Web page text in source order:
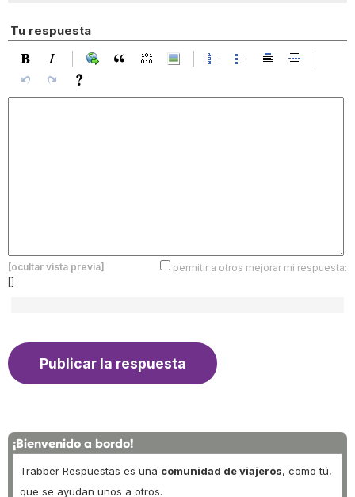
Tu respuesta
[ocultar vista previa]
permitir a otros mejorar mi respuesta:
[]
¡Bienvenido a bordo!
Trabber Respuestas es una comunidad de viajeros, como tú,
que se ayudan unos a otros.